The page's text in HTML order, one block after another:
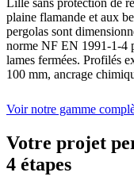
plaine flamande et aux
pergolas sont
norme NF EN 1991-1-4
lames fermées. Profilés
100 mm, ancrage
Voir notre gamme
Votre projet
4 étapes